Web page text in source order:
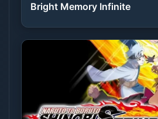
Bright Memory Infinite